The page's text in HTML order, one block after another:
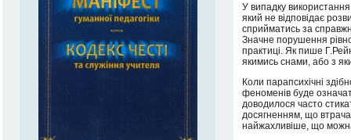
У випадку
який не відповідає
сприйматись за
Значне порушення
практиці. Як пише
якимись снами, або з
Коли парапсихічні
феноменів буде
доводилося часто
досягненням, що
найжахливіше, що